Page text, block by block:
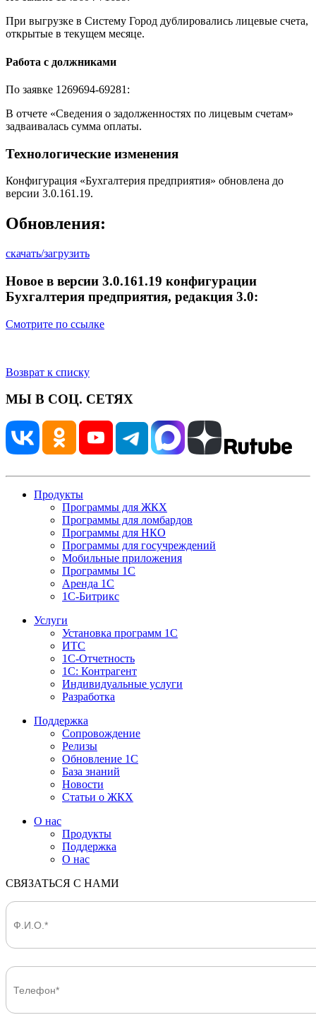
При выгрузке в Систему Город дублировались лицевые счета,
открытые в текущем месяце.
Работа с должниками
По заявке 1269694-69281:
В отчете «Сведения о задолженностях по лицевым счетам»
задваивалась сумма оплаты.
Технологические изменения
Конфигурация «Бухгалтерия предприятия» обновлена до
версии 3.0.161.19.
Обновления:
скачать/загрузить
Новое в версии 3.0.161.19 конфигурации
Бухгалтерия предприятия, редакция 3.0:
Смотрите по ссылке
Возврат к списку
МЫ В СОЦ. СЕТЯХ
Продукты
Программы для ЖКХ
Программы для ломбардов
Программы для НКО
Программы для госучреждений
Мобильные приложения
Программы 1С
Аренда 1С
1С-Битрикс
Услуги
Установка программ 1С
ИТС
1С-Отчетность
1С: Контрагент
Индивидуальные услуги
Разработка
Поддержка
Сопровождение
Релизы
Обновление 1С
База знаний
Новости
Статьи о ЖКХ
О нас
Продукты
Поддержка
О нас
СВЯЗАТЬСЯ С НАМИ